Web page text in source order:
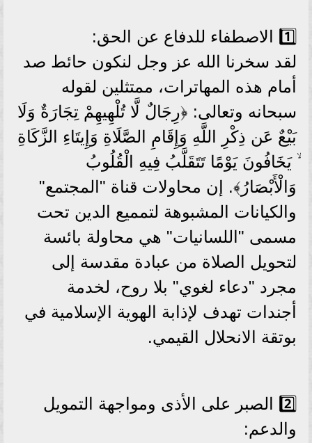
1️⃣ الاصطفاء للدفاع عن الحق:
لقد سخرنا الله عز وجل لنكون حائط صد
أمام هذه المهاترات، ممتثلين لقوله
سبحانه وتعالى: ﴿رِجَالٌ لَّا تُلْهِيهِمْ تِجَارَةٌ وَلَا
بَيْعٌ عَن ذِكْرِ اللَّهِ وَإِقَامِ الصَّلَاةِ وَإِيتَاءِ الزَّكَاةِ
ۙ يَخَافُونَ يَوْمًا تَتَقَلَّبُ فِيهِ الْقُلُوبُ
وَالْأَبْصَارُ﴾. إن محاولات قناة "المجتمع"
والكيانات المشبوهة لتمميع الدين تحت
مسمى "اللسانيات" هي محاولة بائسة
لتحويل الصلاة من عبادة مقدسة إلى
مجرد "دعاء لغوي" بلا روح، لخدمة
أجندات تهدف لإذابة الهوية الإسلامية في
بوتقة الانحلال القيمي.
2️⃣ الصبر على الأذى ومواجهة التمويل
والدعم: